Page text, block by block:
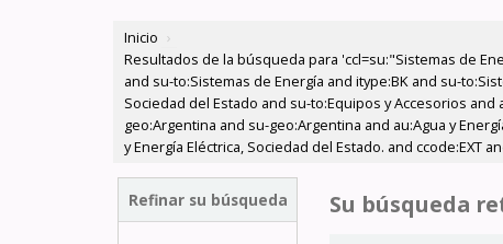
Inicio ›
Resultados de la búsqueda para 'ccl=su:"Sistemas de
and su-to:Sistemas de Energía and itype:BK and su-
Sociedad del Estado and su-to:Equipos y Accesorios and
geo:Argentina and su-geo:Argentina and au:Agua y
y Energía Eléctrica, Sociedad del Estado. and ccode:EXT
Refinar su búsqueda Su búsqueda